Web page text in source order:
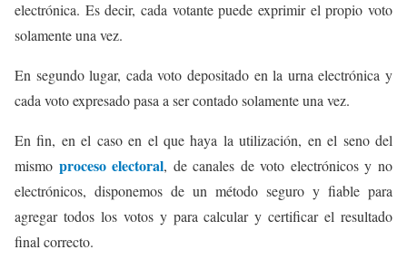
electrónica. Es decir, cada votante puede exprimir el propio voto
solamente una vez.
En segundo lugar, cada voto depositado en la urna electrónica y
cada voto expresado pasa a ser contado solamente una vez.
En fin, en el caso en el que haya la utilización, en el seno del
mismo proceso electoral, de canales de voto electrónicos y no
electrónicos, disponemos de un método seguro y fiable para
agregar todos los votos y para calcular y certificar el resultado
final correcto.